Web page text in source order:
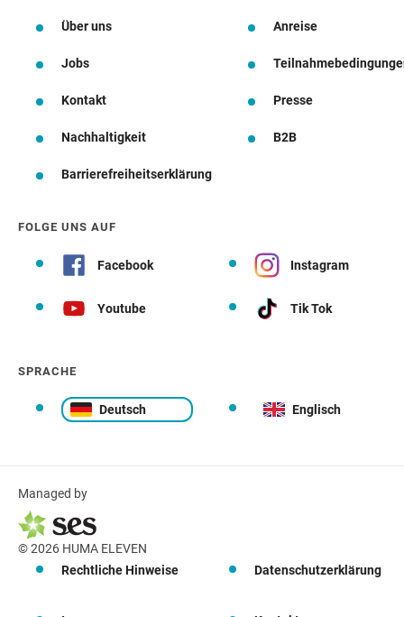
Über uns Anreise
Jobs
Kontakt Presse
Nachhaltigkeit B2B
Barrierefreiheitserklärung
FOLGE UNS AUF
Facebook Instagram
Youtube Tik Tok
SPRACHE
Deutsch Englisch
Managed by
© 2026 HUMA ELEVEN
Rechtliche Hinweise
Datenschutzerklärung